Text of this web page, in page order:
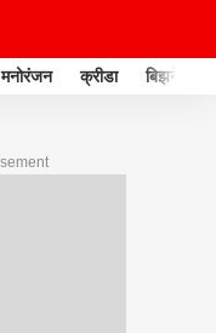
मनोरंजन क्रीडा बिझनेस